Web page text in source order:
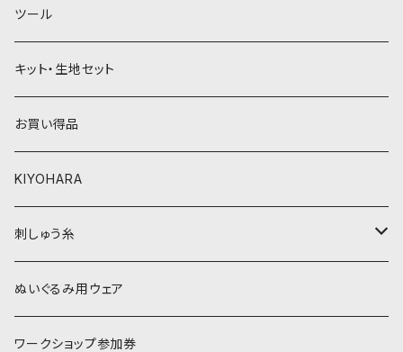
黄色・クリーム系
ベージュ・ブラウン系
黄色・クリーム系
ベージュ・ブラウン系
ツール
キット・生地セット
お買い得品
KIYOHARA
刺しゅう糸
COSMO 25番刺しゅう糸
ぬいぐるみ用ウェア
ワークショップ参加券